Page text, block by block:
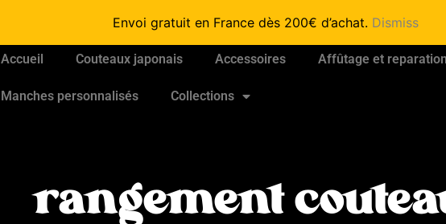
Envoi gratuit en France dès 200€ d’achat. Dismiss
Accueil Couteaux japonais Accessoires Affûtage et reparation
Manches personnalisés Collections
rangement